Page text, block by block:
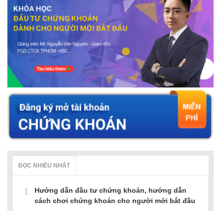
ĐỌC NHIỀU NHẤT
1
Hướng dẫn đầu tư chứng khoán, hướng dẫn
cách chơi chứng khoán cho người mới bắt đầu